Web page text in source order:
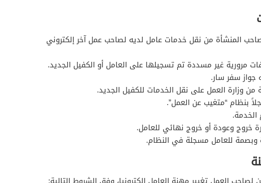
المنشأة من نقل خدمات عامل لديه لصاحب عمل آخر إلكتروني
مرورية غير مسددة تم تسجيلها على العامل أو الكفيل الجديد.
جواز سفر سار.
وزارة العمل على نقل الخدمات للكفيل الجديد.
بنظام “متغيب عن العمل”.
خروج وعودة أو خروج نهائي للعامل.
للعامل مسجلة في النظام.